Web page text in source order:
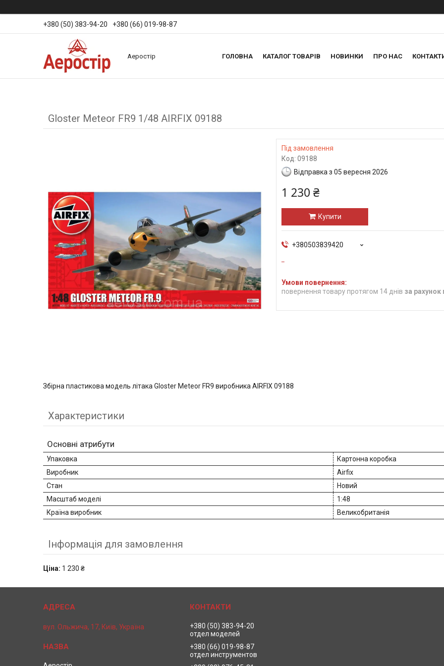
+380 (50) 383-94-20 +380 (66) 019-98-87
Аеростір ГОЛОВНА КАТАЛОГ ТОВАРІВ НОВИНКИ ПРО НАС
Gloster Meteor FR9 1/48 AIRFIX 09188
Під замовлення
Код: 09188
Відправка з 05 вересня 2026
1 230 ₴
Купити
+380503839420
повернення товару протягом 14 днів за рахунок
Збірна пластикова модель літака Gloster Meteor FR9 виробника AIRFIX 09188
Характеристики
Основні атрибути
Упаковка
Картонна коробка
Виробник
Airfix
Стан
Новий
Масштаб моделі
1:48
Країна виробник
Великобританія
Інформація для замовлення
Ціна: 1 230 ₴
вул. Ольжича, 17, Київ, Україна
+380 (50) 383-94-20
отдел моделей
+380 (66) 019-98-87
отдел инструментов